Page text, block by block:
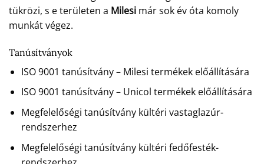
tükrözi, s e területen a Milesi már sok év óta komoly
munkát végez.
Tanúsítványok
ISO 9001 tanúsítvány – Milesi termékek előállítására
ISO 9001 tanúsítvány – Unicol termékek előállítására
Megfelelőségi tanúsítvány kültéri vastaglazúr-
rendszerhez
Megfelelőségi tanúsítvány kültéri fedőfesték-